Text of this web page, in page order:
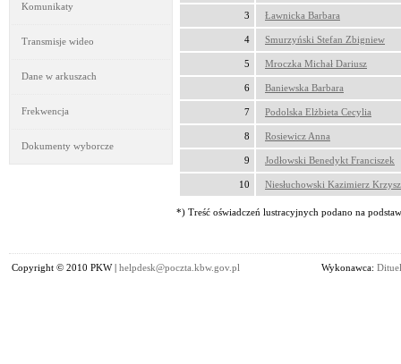
Komunikaty
Transmisje wideo
Dane w arkuszach
Frekwencja
Dokumenty wyborcze
3 Ławnicka Barbara
4 Smurzyński Stefan Zbigniew
5 Mroczka Michał Dariusz
6 Baniewska Barbara
7 Podolska Elżbieta Cecylia
8 Rosiewicz Anna
9 Jodłowski Benedykt Franciszek
10 Niesłuchowski Kazimierz
*) Treść oświadczeń lustracyjnych podano na
Copyright © 2010 PKW | helpdesk@poczta.kbw.gov.pl Wykonawca: